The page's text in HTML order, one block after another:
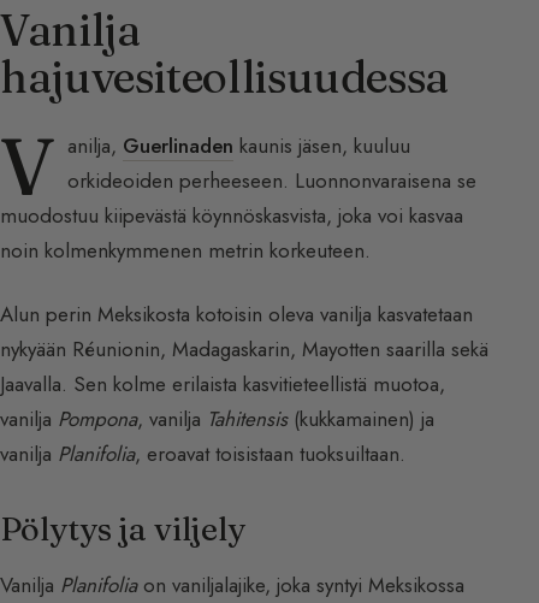
Vanilja
hajuvesiteollisuudessa
V anilja, Guerlinaden kaunis jäsen, kuuluu
orkideoiden perheeseen. Luonnonvaraisena se
muodostuu kiipevästä köynnöskasvista, joka voi kasvaa
noin kolmenkymmenen metrin korkeuteen.
Alun perin Meksikosta kotoisin oleva vanilja kasvatetaan
nykyään Réunionin, Madagaskarin, Mayotten saarilla sekä
Jaavalla. Sen kolme erilaista kasvitieteellistä muotoa,
vanilja Pompona, vanilja Tahitensis(kukkamainen) ja
vanilja Planifolia, eroavat toisistaan tuoksuiltaan.
Pölytys ja viljely
Vanilja Planifoliaon vaniljalajike, joka syntyi Meksikossa